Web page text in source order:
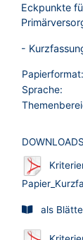
Eckpunkte
-
Papierformat:
Sprache:
DOWNLOADS
als